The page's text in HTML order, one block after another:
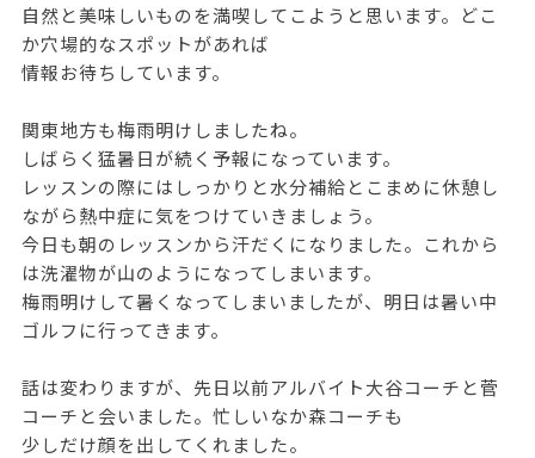
自然と美味しいものを満喫してこようと思います。どこ
か穴場的なスポットがあれば
情報お待ちしています。
関東地方も梅雨明けしましたね。
しばらく猛暑日が続く予報になっています。
レッスンの際にはしっかりと水分補給とこまめに休憩し
ながら熱中症に気をつけていきましょう。
今日も朝のレッスンから汗だくになりました。これから
は洗濯物が山のようになってしまいます。
梅雨明けして暑くなってしまいましたが、明日は暑い中
ゴルフに行ってきます。
話は変わりますが、先日以前アルバイト大谷コーチと菅
コーチと会いました。忙しいなか森コーチも
少しだけ顔を出してくれました。